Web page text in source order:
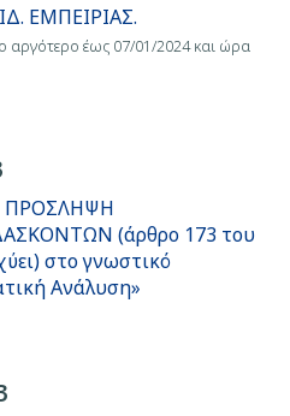
ΕΜΠΕΙΡΙΑΣ.
έως 07/01/2024 και ώρα
ΠΡΟΣΛΗΨΗ
(άρθρο 173 του
στο γνωστικό
Ανάλυση»